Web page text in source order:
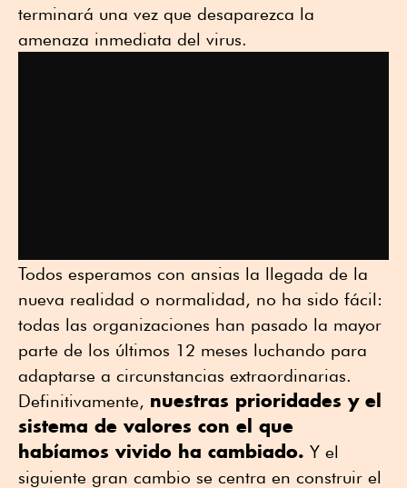
terminará una vez que desaparezca la
amenaza inmediata del virus.
Todos esperamos con ansias la llegada de la
nueva realidad o normalidad, no ha sido fácil:
todas las organizaciones han pasado la mayor
parte de los últimos 12 meses luchando para
adaptarse a circunstancias extraordinarias.
Definitivamente, nuestras prioridades y el
sistema de valores con el que
habíamos vivido ha cambiado. Y el
siguiente gran cambio se centra en construir el